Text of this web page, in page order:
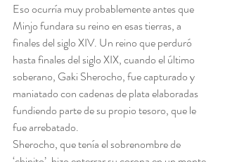
Eso ocurría muy probablemente antes que
Minjo fundara su reino en esas tierras, a
finales del siglo XIV. Un reino que perduró
hasta finales del siglo XIX, cuando el último
soberano, Gaki Sherocho, fue capturado y
maniatado con cadenas de plata elaboradas
fundiendo parte de su propio tesoro, que le
fue arrebatado.
Sherocho, que tenía el sobrenombre de